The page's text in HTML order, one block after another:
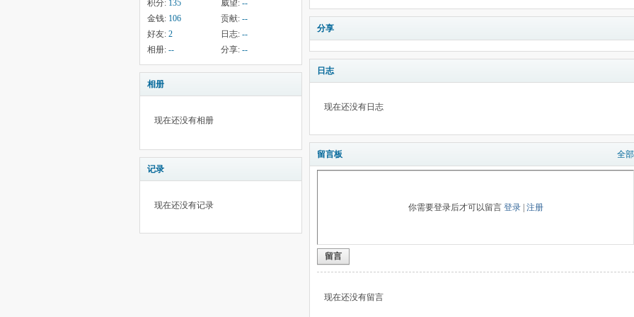
积分: 135 威望: --
金钱: 106 贡献: --
好友: 2 日志: --
相册: -- 分享: --
相册
现在还没有相册
记录
现在还没有记录
分享
日志
现在还没有日志
留言板 全部
你需要登录后才可以留言 登录| 注册
留言
现在还没有留言